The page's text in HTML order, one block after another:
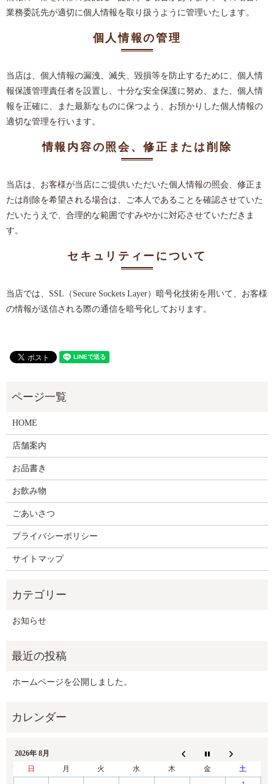
業務委託先が適切に個人情報を取り扱うように管理いたします。
個人情報の管理
当店は、個人情報の漏洩、滅失、毀損等を防止するために、個人情
報保護管理責任者を設置し、十分な安全保護に努め、また、個人情
報を正確に、また最新なものに保つよう、お預かりした個人情報の
適切な管理を行います。
情報内容の照会、修正または削除
当店は、お客様が当店にご提供いただいた個人情報の照会、修正ま
たは削除を希望される場合は、ご本人であることを確認させていた
だいたうえで、合理的な範囲ですみやかに対応させていただきま
す。
セキュリティーについて
当店では、SSL（Secure Sockets Layer）暗号化技術を用いて、お客様
の情報が送信される際の通信を暗号化しております。
HOME
店舗案内
お品書き
お飲み物
ごあいさつ
プライバシーポリシー
サイトマップ
お知らせ
ホームページを公開しました。
2026年 8月
日
月 火 水 木 金
土